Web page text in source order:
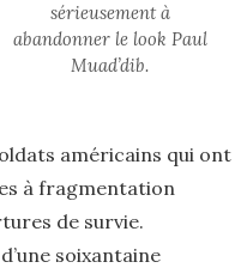
sérieusement à
abandonner le look Paul
Muad’dib.
américains qui ont
à fragmentation
de survie.
soixantaine